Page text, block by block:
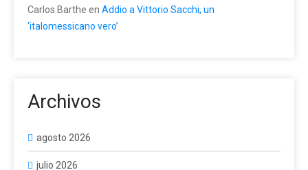
Carlos Barthe en Addio a Vittorio Sacchi, un
‘italomessicano vero’
Archivos
agosto 2026
julio 2026